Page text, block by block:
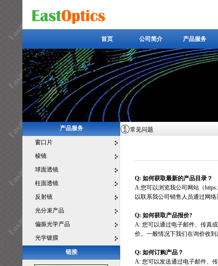
首页
首页
公司简介
公司简介
产品服务
产品服务
产品服务
窗口片
棱镜
球面透镜
柱面透镜
反射镜
光分束产品
偏振光学产品
光学镀膜
链接
常见问题
Q: 如何获取最新的产品目录？
A:您可以浏览我公司网站（
以联系我公司销售人员通过网
Q: 如何获取产品报价?
A: 您可以通过电子邮件、传真
价。一般情况下我们在询价收
Q: 如何订购产品？
A: 您可以发送通过电子邮件、